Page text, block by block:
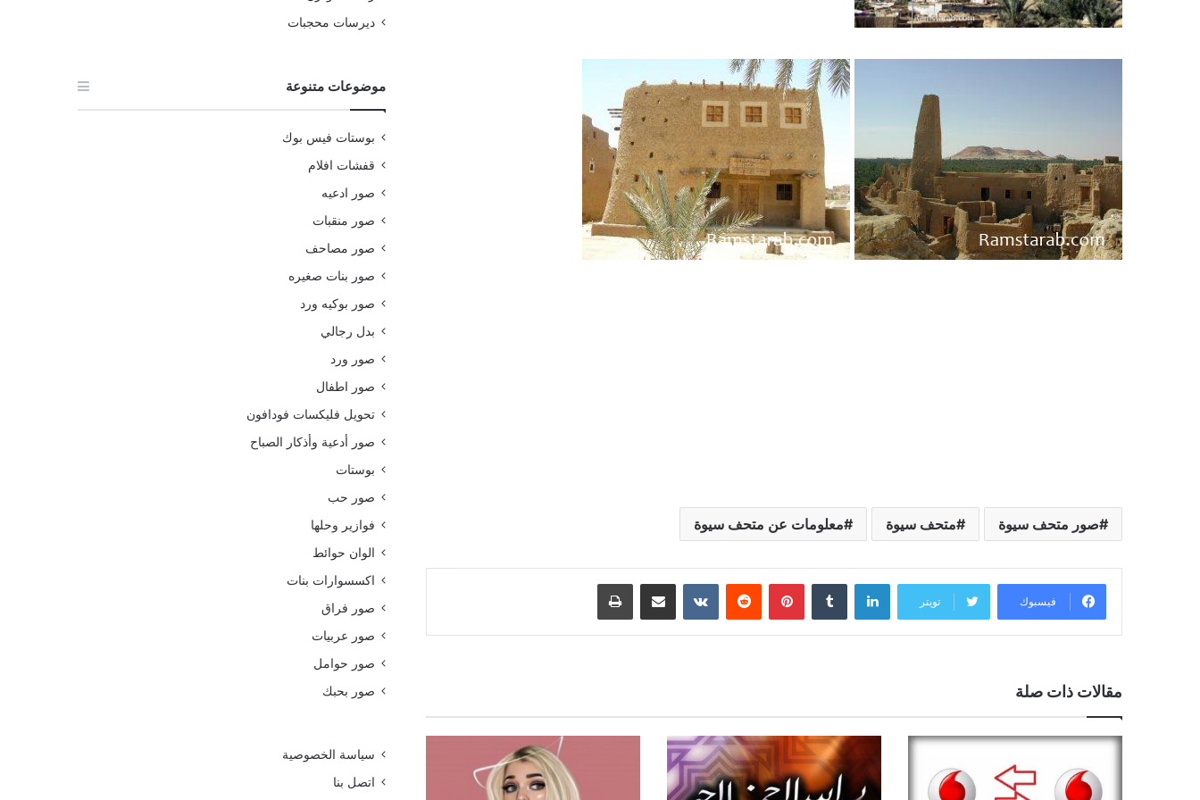
صور متحف سيوة متحف سيوة معلومات عن متحف سيوة
فيسبوك تويتر
لينكدإن بينتيريست مشاركة عبر البريد طباعة
مقالات ذات صلة
ديرسات محجبات
موضوعات متنوعة
بوستات فيس بوك
قفشات افلام
صور ادعيه
صور منقبات
صور مصاحف
صور بنات صغيره
صور بوكيه ورد
بدل رجالي
صور ورد
صور اطفال
تحويل فليكسات فودافون
صور أدعية وأذكار الصباح
بوستات
صور حب
فوازير وحلها
الوان حوائط
اكسسوارات بنات
صور فراق
صور عربيات
صور حوامل
صور بحبك
سياسة الخصوصية
اتصل بنا